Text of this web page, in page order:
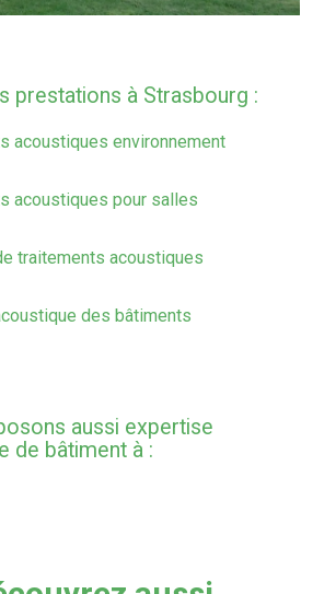
prestations à Strasbourg :
acoustiques environnement
acoustiques pour salles
traitements acoustiques
des bâtiments
aussi expertise
de bâtiment à :